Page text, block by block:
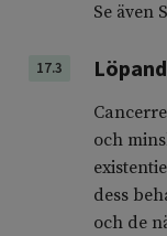
Se även
17.3
och
dess
och de